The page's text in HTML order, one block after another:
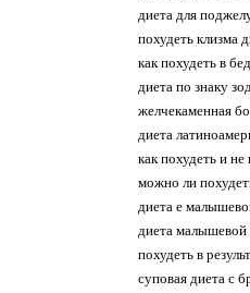
диета для
похудеть клизма
как похудеть в
диета по знаку
желчекаменная
диета
как похудеть и
можно ли
диета е
диета малышевой
похудеть в
суповая диета с